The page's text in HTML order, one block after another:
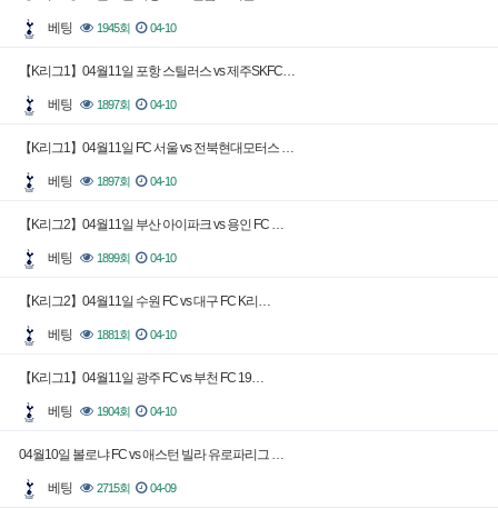
베팅 1945회 04-10
【K리그1】04월11일 포항 스틸러스 vs 제주SKFC…
베팅 1897회 04-10
【K리그1】04월11일 FC 서울 vs 전북현대모터스 …
베팅 1897회 04-10
【K리그2】04월11일 부산 아이파크 vs 용인 FC …
베팅 1899회 04-10
【K리그2】04월11일 수원 FC vs 대구 FC K리…
베팅 1881회 04-10
【K리그1】04월11일 광주 FC vs 부천 FC 19…
베팅 1904회 04-10
04월10일 볼로냐 FC vs 애스턴 빌라 유로파리그 …
베팅 2715회 04-09